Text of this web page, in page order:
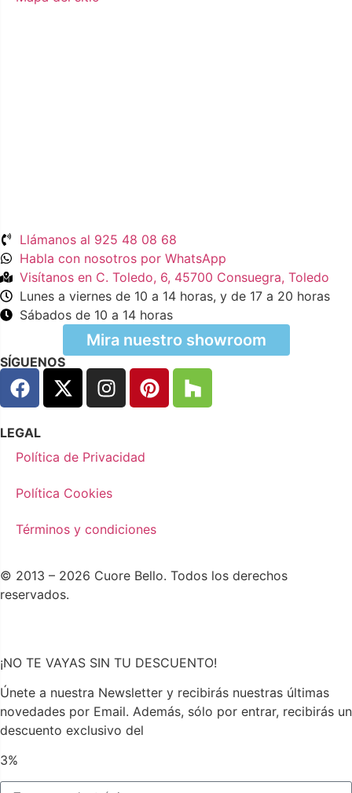
Llámanos al 925 48 08 68
Habla con nosotros por WhatsApp
Visítanos en C. Toledo, 6, 45700 Consuegra, Toledo
Lunes a viernes de 10 a 14 horas, y de 17 a 20 horas
Sábados de 10 a 14 horas
Mira nuestro showroom
SÍGUENOS
LEGAL
Política de Privacidad
Política Cookies
Términos y condiciones
© 2013 – 2026 Cuore Bello. Todos los derechos
reservados.
¡NO TE VAYAS SIN TU DESCUENTO!
Únete a nuestra Newsletter y recibirás nuestras últimas
novedades por Email. Además, sólo por entrar, recibirás un
descuento exclusivo del
3%